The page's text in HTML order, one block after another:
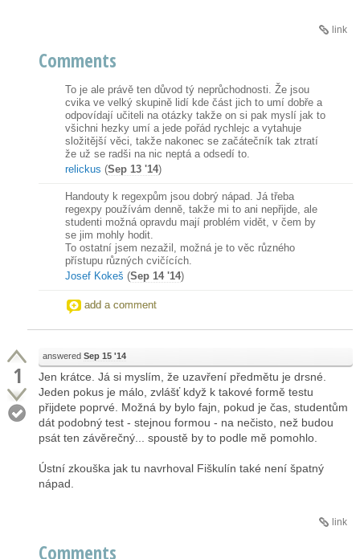
link
Comments
To je ale právě ten důvod tý neprůchodnosti. Že jsou
cvika ve velký skupině lidí kde část jich to umí dobře a
odpovídají učiteli na otázky takže on si pak myslí jak to
všichni hezky umí a jede pořád rychlejc a vytahuje
složitější věci, takže nakonec se začátečník tak ztratí
že už se radši na nic neptá a odsedí to.
relickus (Sep 13 '14)
Handouty k regexpům jsou dobrý nápad. Já třeba
regexpy používám denně, takže mi to ani nepřijde, ale
studenti možná opravdu mají problém vidět, v čem by
se jim mohly hodit.
To ostatní jsem nezažil, možná je to věc různého
přístupu různých cvičících.
Josef Kokeš (Sep 14 '14)
add a comment
1
answered Sep 15 '14
Jen krátce. Já si myslím, že uzavření předmětu je drsné.
Jeden pokus je málo, zvlášť když k takové formě testu
přijdete poprvé. Možná by bylo fajn, pokud je čas, studentům
dát podobný test - stejnou formou - na nečisto, než budou
psát ten závěrečný... spoustě by to podle mě pomohlo.
Ústní zkouška jak tu navrhoval Fiškulín také není špatný
nápad.
link
Comments